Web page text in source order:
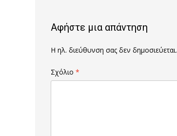
Αφήστε μια απάντηση
Η ηλ. διεύθυνση σας δεν δημοσιεύεται.
Σχόλιο *